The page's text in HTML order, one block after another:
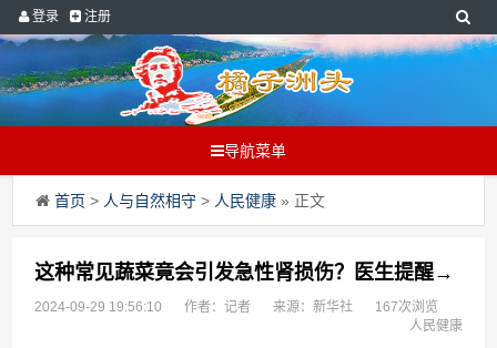
登录 注册
导航菜单
首页 > 人与自然相守 > 人民健康 » 正文
这种常见蔬菜竟会引发急性肾损伤？医生提醒→
2024-09-29 19:56:10 作者：记者 来源：新华社
167次浏览
人民健康